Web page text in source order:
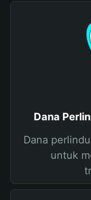
Dana
Dana
untuk